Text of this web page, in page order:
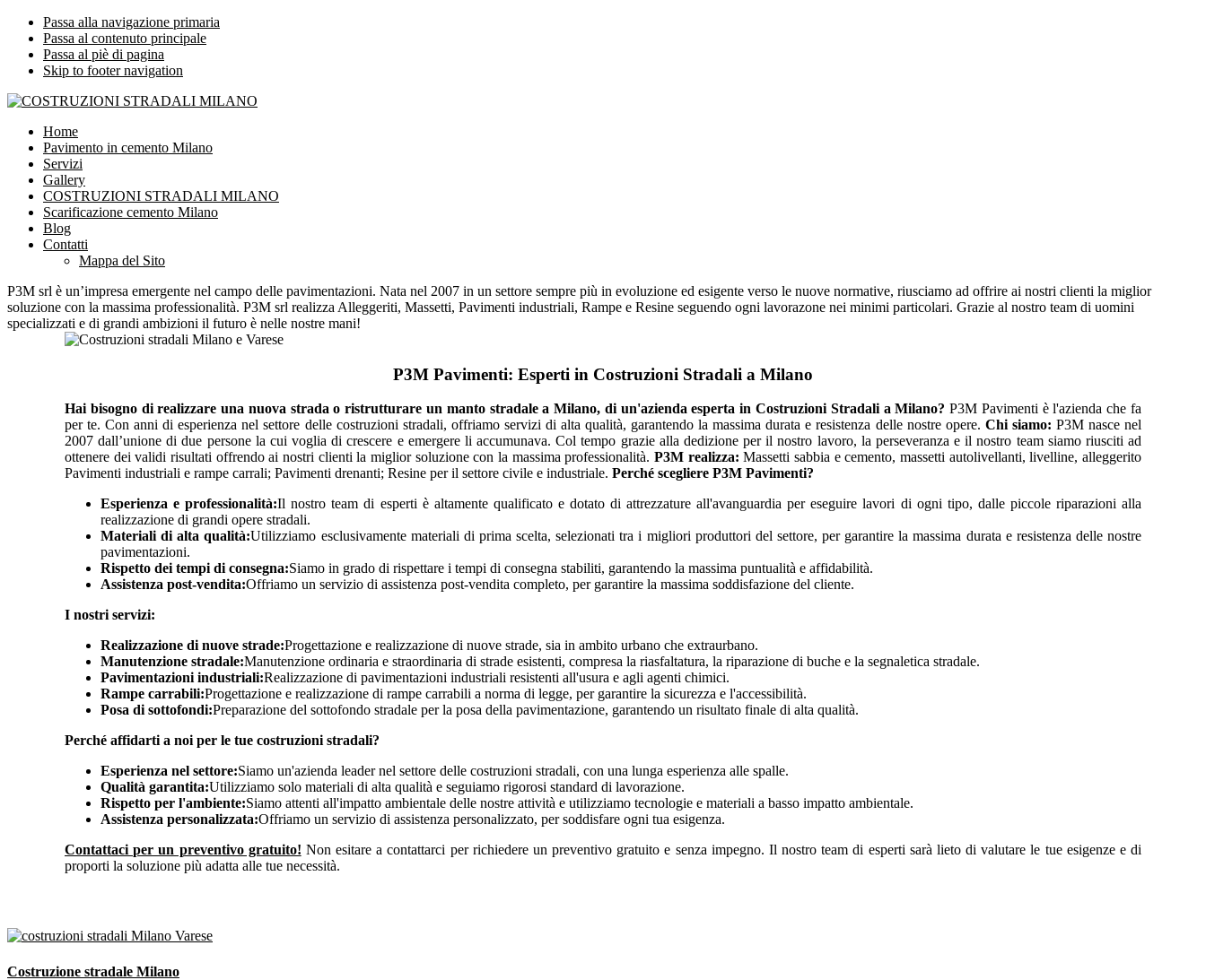
Passa alla navigazione primaria
Passa al contenuto principale
Passa al piè di pagina
Skip to footer navigation
COSTRUZIONI STRADALI MILANO
Impresa leader nelle costruzioni stradali Milano
Home
Pavimento in cemento Milano
Servizi
Gallery
COSTRUZIONI STRADALI MILANO
Scarificazione cemento Milano
Blog
Contatti
Mappa del Sito
P3M srl è un’impresa emergente nel campo delle pavimentazioni. Nata nel 2007 in un settore sempre più in evoluzione ed esigente verso le nuove normative, riusciamo ad offrire ai nostri clienti la miglior
soluzione con la massima professionalità. P3M srl realizza Alleggeriti, Massetti, Pavimenti industriali, Rampe e Resine seguendo ogni lavorazone nei minimi particolari. Grazie al nostro team di uomini
specializzati e di grandi ambizioni il futuro è nelle nostre mani!
P3M Pavimenti: Esperti in Costruzioni Stradali a Milano
Hai bisogno di realizzare una nuova strada o ristrutturare un manto stradale a Milano, di un'azienda esperta in Costruzioni Stradali a Milano? P3M Pavimenti è l'azienda che fa
per te. Con anni di esperienza nel settore delle costruzioni stradali, offriamo servizi di alta qualità, garantendo la massima durata e resistenza delle nostre opere. Chi siamo: P3M nasce nel
2007 dall’unione di due persone la cui voglia di crescere e emergere li accumunava. Col tempo grazie alla dedizione per il nostro lavoro, la perseveranza e il nostro team siamo riusciti ad
ottenere dei validi risultati offrendo ai nostri clienti la miglior soluzione con la massima professionalità. P3M realizza:Massetti sabbia e cemento, massetti autolivellanti, livelline, alleggerito
Pavimenti industriali e rampe carrali; Pavimenti drenanti; Resine per il settore civile e industriale. Perché scegliere P3M Pavimenti?
Esperienza e professionalità:Il nostro team di esperti è altamente qualificato e dotato di attrezzature all'avanguardia per eseguire lavori di ogni tipo, dalle piccole riparazioni alla
realizzazione di grandi opere stradali.
Materiali di alta qualità:Utilizziamo esclusivamente materiali di prima scelta, selezionati tra i migliori produttori del settore, per garantire la massima durata e resistenza delle nostre
pavimentazioni.
Rispetto dei tempi di consegna:Siamo in grado di rispettare i tempi di consegna stabiliti, garantendo la massima puntualità e affidabilità.
Assistenza post-vendita:Offriamo un servizio di assistenza post-vendita completo, per garantire la massima soddisfazione del cliente.
I nostri servizi:
Realizzazione di nuove strade:Progettazione e realizzazione di nuove strade, sia in ambito urbano che extraurbano.
Manutenzione stradale:Manutenzione ordinaria e straordinaria di strade esistenti, compresa la riasfaltatura, la riparazione di buche e la segnaletica stradale.
Pavimentazioni industriali:Realizzazione di pavimentazioni industriali resistenti all'usura e agli agenti chimici.
Rampe carrabili:Progettazione e realizzazione di rampe carrabili a norma di legge, per garantire la sicurezza e l'accessibilità.
Posa di sottofondi:Preparazione del sottofondo stradale per la posa della pavimentazione, garantendo un risultato finale di alta qualità.
Perché affidarti a noi per le tue costruzioni stradali?
Esperienza nel settore:Siamo un'azienda leader nel settore delle costruzioni stradali, con una lunga esperienza alle spalle.
Qualità garantita:Utilizziamo solo materiali di alta qualità e seguiamo rigorosi standard di lavorazione.
Rispetto per l'ambiente:Siamo attenti all'impatto ambientale delle nostre attività e utilizziamo tecnologie e materiali a basso impatto ambientale.
Assistenza personalizzata:Offriamo un servizio di assistenza personalizzato, per soddisfare ogni tua esigenza.
Contattaci per un preventivo gratuito! Non esitare a contattarci per richiedere un preventivo gratuito e senza impegno. Il nostro team di esperti sarà lieto di valutare le tue esigenze e di
proporti la soluzione più adatta alle tue necessità.
Costruzione stradale Milano